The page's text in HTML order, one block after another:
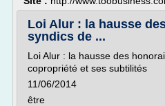
Loi Alur : la hausse
syndics de ...
Loi Alur : la hausse des
copropriété et ses subtilités
11/06/2014
être